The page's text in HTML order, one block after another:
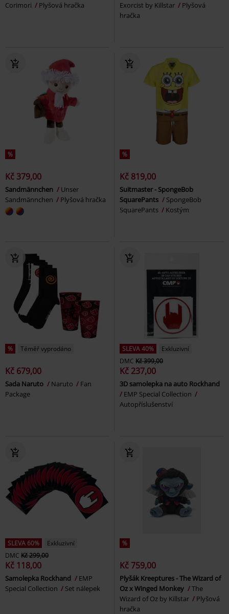
Corimori
Plyšová hračka
Exorcist by Killstar
Plyšová
hračka
%
Kč 379,00
Sandmännchen
Unser
Sandmännchen
Plyšová hračka
%
Kč 819,00
Suitmaster - SpongeBob
SquarePants
SpongeBob
SquarePants
Kostým
% Téměř vyprodáno
Kč 679,00
Sada Naruto Naruto
Fan
Package
SLEVA 40%
Exkluzivní
DMC Kč 399,00
Kč 237,00
3D samolepka na auto Rockhand
EMP Special Collection
Autopříslušenství
SLEVA 60%
Exkluzivní
DMC Kč 299,00
Kč 118,00
Samolepka Rockhand
EMP
Special Collection
Set nálepek
%
Kč 759,00
Plyšák Kreeptures - The Wizard of
Oz x Winged Monkey
The
Wizard of Oz by Killstar
Plyšová
hračka